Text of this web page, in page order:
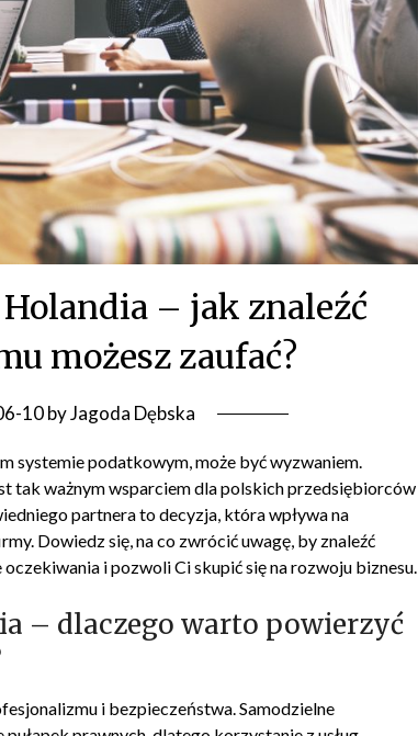
– jak znaleźć
możesz zaufać?
10byJagoda Dębska
systemie podatkowym, może być wyzwaniem.
tak ważnym wsparciem dla polskich przedsiębiorców
partnera to decyzja, która wpływa na
Dowiedz się, na co zwrócić uwagę, by znaleźć
i pozwoli Ci skupić się na rozwoju biznesu.
– dlaczego warto powierzyć
i bezpieczeństwa. Samodzielne